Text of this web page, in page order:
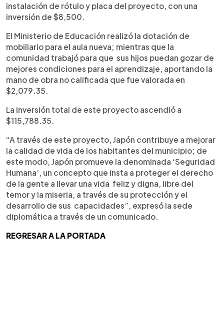
instalación de rótulo y placa del proyecto, con una
inversión de $8,500.
El Ministerio de Educación realizó la dotación de
mobiliario para el aula nueva; mientras que la
comunidad trabajó para que sus hijos puedan gozar de
mejores condiciones para el aprendizaje, aportando la
mano de obra no calificada que fue valorada en
$2,079.35.
La inversión total de este proyecto ascendió a
$115,788.35.
“A través de este proyecto, Japón contribuye a mejorar
la calidad de vida de los habitantes del municipio; de
este modo, Japón promueve la denominada ‘Seguridad
Humana’, un concepto que insta a proteger el derecho
de la gente a llevar una vida feliz y digna, libre del
temor y la miseria, a través de su protección y el
desarrollo de sus capacidades”, expresó la sede
diplomática a través de un comunicado.
REGRESAR A LA PORTADA